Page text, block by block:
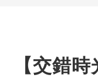
【交錯